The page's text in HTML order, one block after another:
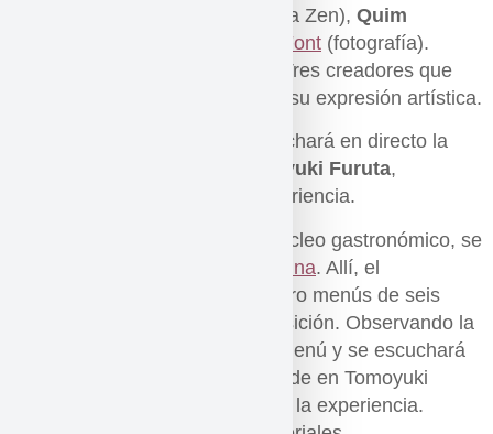
(pintura Zen), Quim
Xavier Font (fotografía).
Una colectiva y 3 individuales. Tres creadores que
coinciden en el punto álgido de su expresión artística.
Durante el Vernissage: se escuchará en directo la
Tomoyuki Furuta,
compuesta a medida de la experiencia.
La experiencia sensorial con núcleo gastronómico, se
Aula CanelaFina. Allí, el
elaborará cuatro menús de seis
platos inspirados en cada exposición. Observando la
obra artística, se degustará el menú y se escuchará
en directo la instalación sonora de en Tomoyuki
Furuta, compuesta a medida de la experiencia.